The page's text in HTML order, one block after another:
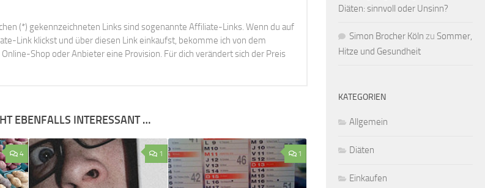
(*) gekennzeichneten Links sind sogenannte Affiliate-Links. Wenn du auf
Link klickst und über diesen Link einkaufst, bekomme ich von dem
Shop oder Anbieter eine Provision. Für dich verändert sich der Preis
EBENFALLS INTERESSANT …
4 1 1
Diäten: sinnvoll oder Unsinn?
Simon Brocher Köln zu Sommer,
Hitze und Gesundheit
KATEGORIEN
Allgemein
Diäten
Einkaufen